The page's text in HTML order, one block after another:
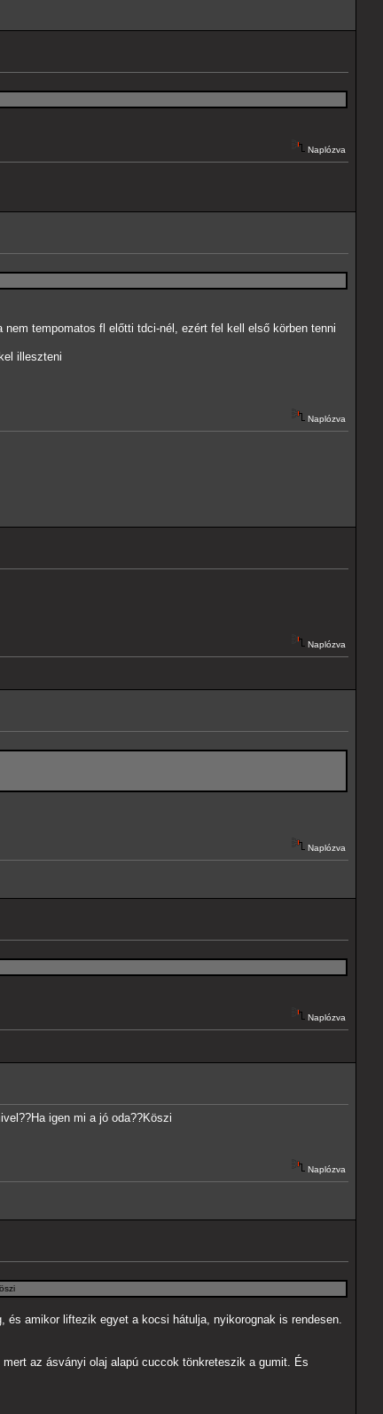
Naplózva
tempomatos fl előtti tdci-nél, ezért fel kell első körben tenni
illeszteni
Naplózva
Naplózva
Naplózva
Naplózva
igen mi a jó oda??Köszi
Naplózva
amikor liftezik egyet a kocsi hátulja, nyikorognak is rendesen.
az ásványi olaj alapú cuccok tönkreteszik a gumit. És